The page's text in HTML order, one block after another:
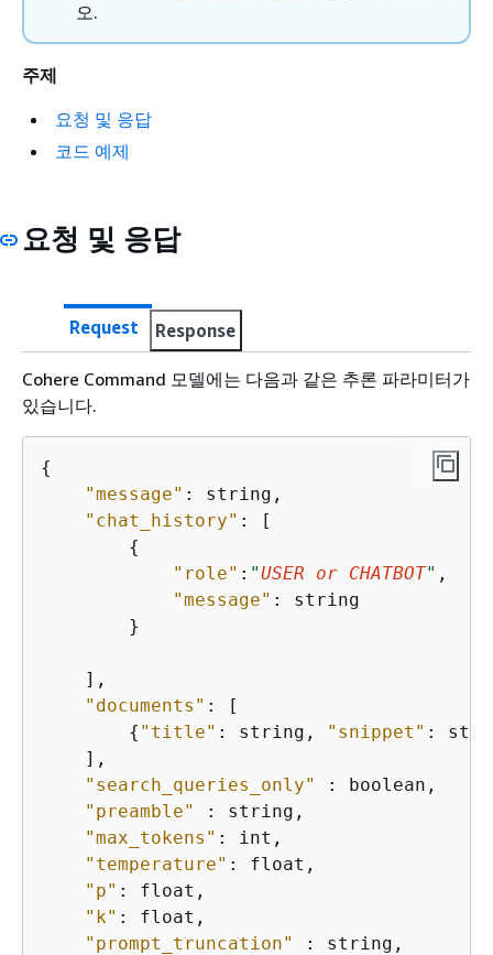
오.
주제
요청 및 응답
코드 예제
요청 및 응답
Request Response
Cohere Command 모델에는 다음과 같은 추론 파라미터가
있습니다.
{
"message" : string,
"chat_history" : [
{
"role" : "USER or CHATBOT" ,
"message" : string
        }
    ],
"documents" : [
{ "title" : string, "snippet" :
    ],
"search_queries_only"
: boolean,
"preamble"
: string,
"max_tokens" : int,
"temperature" : float,
"p" : float,
"k" : float,
"prompt_truncation"
: string,